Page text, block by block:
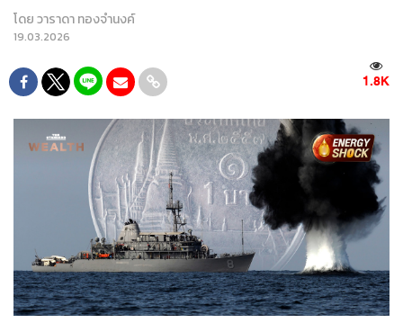
โดยวาราดา ทองจำนงค์
19.03.2026
1.8K